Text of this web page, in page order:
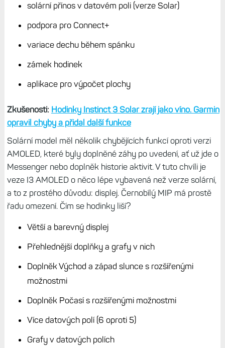
solární přínos v datovém poli (verze Solar)
podpora pro Connect+
variace dechu během spánku
zámek hodinek
aplikace pro výpočet plochy
Zkušenosti: Hodinky Instinct 3 Solar zrají jako víno. Garmin
opravil chyby a přidal další funkce
Solární model měl několik chybějících funkcí oproti verzi
AMOLED, které byly doplněné záhy po uvedení, ať už jde o
Messenger nebo doplněk historie aktivit. V tuto chvíli je
veze I3 AMOLED o něco lépe vybavená než verze solární,
a to z prostého důvodu: displej. Černobílý MIP má prostě
řadu omezení. Čím se hodinky liší?
Větší a barevný displej
Přehlednější doplňky a grafy v nich
Doplněk Východ a západ slunce s rozšířenými
možnostmi
Doplněk Počasí s rozšířenými možnostmi
Více datových polí (6 oproti 5)
Grafy v datových polích